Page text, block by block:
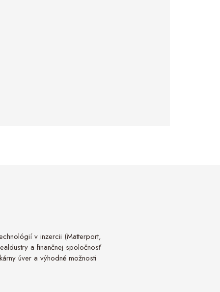
v inzercii (Matterport,
a finančnej spoločnosť
úver a výhodné možnosti